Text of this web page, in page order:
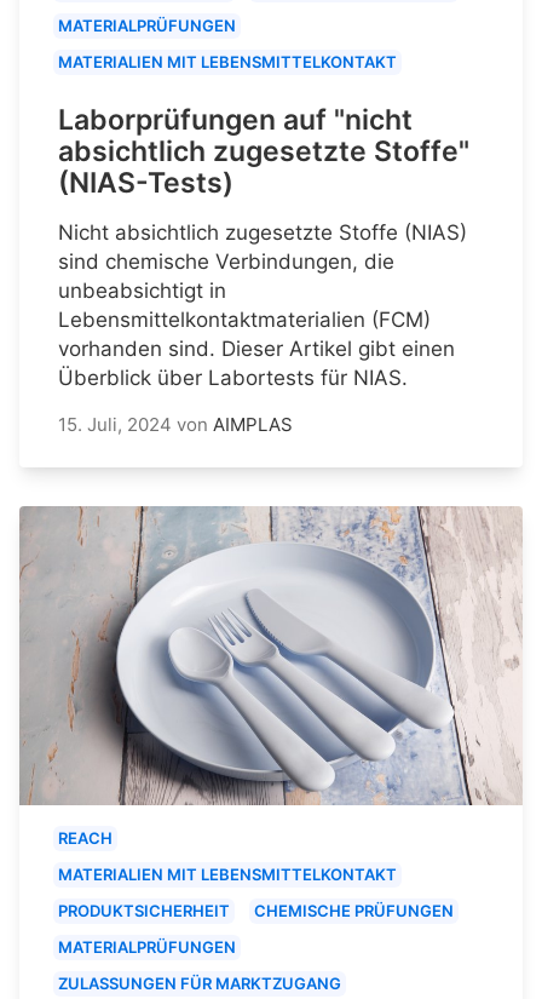
MATERIALPRÜFUNGEN
MATERIALIEN MIT LEBENSMITTELKONTAKT
Laborprüfungen auf "nicht
absichtlich zugesetzte Stoffe"
(NIAS-Tests)
Nicht absichtlich zugesetzte Stoffe (NIAS)
sind chemische Verbindungen, die
unbeabsichtigt in
Lebensmittelkontaktmaterialien (FCM)
vorhanden sind. Dieser Artikel gibt einen
Überblick über Labortests für NIAS.
15. Juli, 2024 von AIMPLAS
REACH
MATERIALIEN MIT LEBENSMITTELKONTAKT
PRODUKTSICHERHEIT
CHEMISCHE PRÜFUNGEN
MATERIALPRÜFUNGEN
ZULASSUNGEN FÜR MARKTZUGANG